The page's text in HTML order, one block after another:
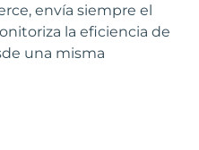
envía siempre el
la eficiencia de
una misma